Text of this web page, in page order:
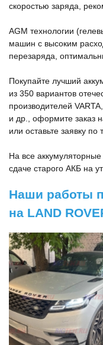
скоростью заряда,
AGM технологии
машин с высоким
перезаряда,
Покупайте лучший
из 350 вариантов
производителей
и др., оформите заказ
или оставьте заявку
На все
сдаче старого АКБ на
Наши работы
на LAND